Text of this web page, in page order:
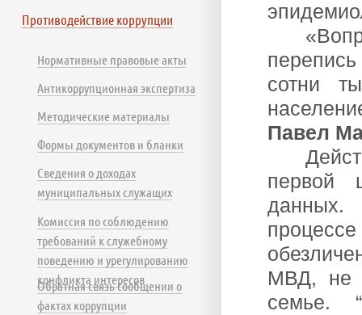
сотни
Павел
первой
МВД, не
семье.
Противодействие коррупции
Нормативные правовые акты
Антикоррупционная экспертиза
Методические материалы
Формы документов и бланки
Сведения о доходах
муниципальных служащих
Комиссия по соблюдению
требований к служебному
поведению и урегулированию
конфликта интересов
Обратная связь сообщении о
фактах коррупции